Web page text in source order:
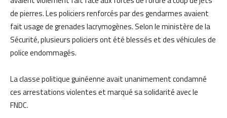
de pierres. Les policiers renforcés par des gendarmes avaient
fait usage de grenades lacrymogènes. Selon le ministère de la
Sécurité, plusieurs policiers ont été blessés et des véhicules de
police endommagés.
La classe politique guinéenne avait unanimement condamné
ces arrestations violentes et marqué sa solidarité avec le
FNDC.